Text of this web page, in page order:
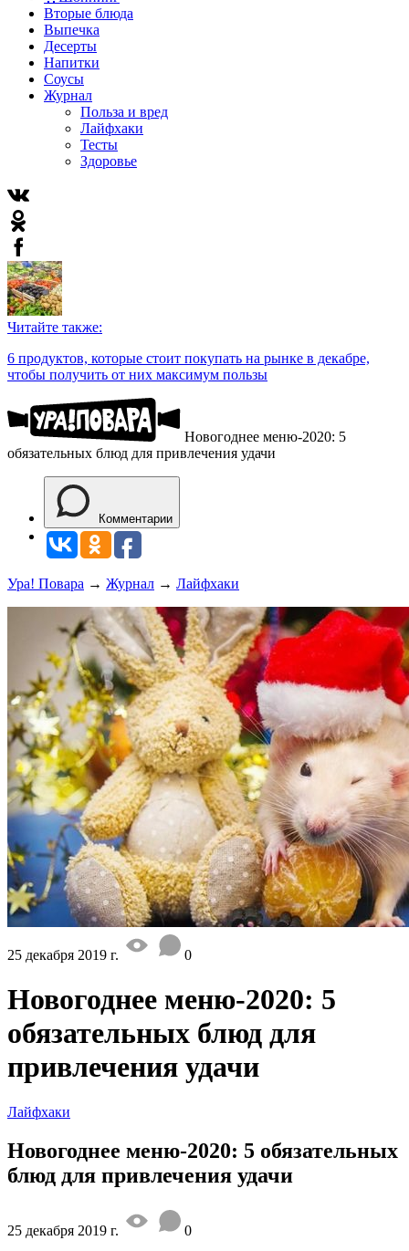
Вторые блюда
Выпечка
Десерты
Напитки
Соусы
Журнал
Польза и вред
Лайфхаки
Тесты
Здоровье
Читайте также:
6 продуктов, которые стоит покупать на рынке в декабре,
чтобы получить от них максимум пользы
Новогоднее меню-2020: 5
обязательных блюд для привлечения удачи
Комментарии
Ура! Повара → Журнал → Лайфхаки
25 декабря 2019 г. 0
Новогоднее меню-2020: 5
обязательных блюд для
привлечения удачи
Лайфхаки
Новогоднее меню-2020: 5 обязательных
блюд для привлечения удачи
25 декабря 2019 г. 0